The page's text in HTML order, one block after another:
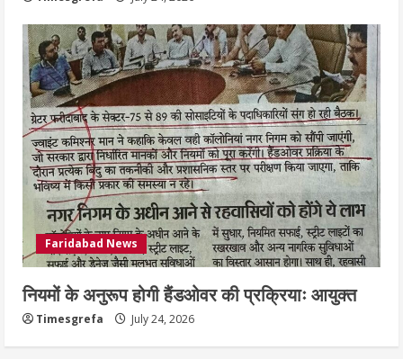
Faridabad News
नियमों के अनुरूप होगी हैंडओवर की प्रक्रियाः आयुक्त
Timesgrefa July 24, 2026